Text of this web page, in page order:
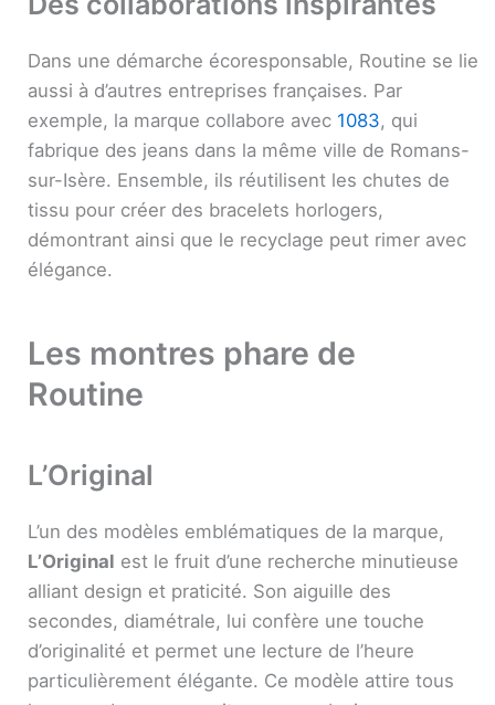
Dans une démarche écoresponsable, Routine se lie
aussi à d’autres entreprises françaises. Par
exemple, la marque collabore avec 1083, qui
fabrique des jeans dans la même ville de Romans-
sur-Isère. Ensemble, ils réutilisent les chutes de
tissu pour créer des bracelets horlogers,
démontrant ainsi que le recyclage peut rimer avec
élégance.
Les montres phare de
Routine
L’Original
L’un des modèles emblématiques de la marque,
L’Original est le fruit d’une recherche minutieuse
alliant design et praticité. Son aiguille des
secondes, diamétrale, lui confère une touche
d’originalité et permet une lecture de l’heure
particulièrement élégante. Ce modèle attire tous